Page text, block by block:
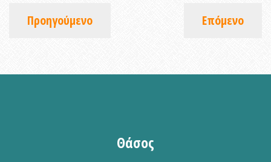
Προηγούμενο Επόμενο
Θάσος